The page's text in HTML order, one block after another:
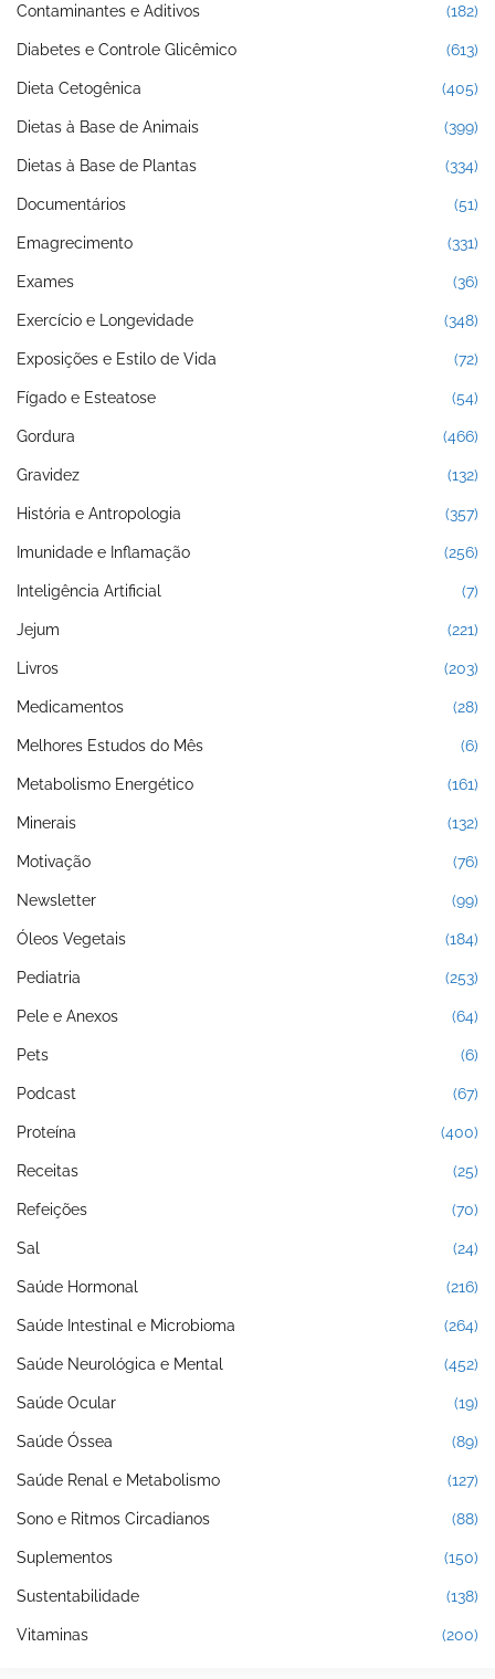
Contaminantes e Aditivos (182)
Diabetes e Controle Glicêmico (613)
Dieta Cetogênica (405)
Dietas à Base de Animais (399)
Dietas à Base de Plantas (334)
Documentários (51)
Emagrecimento (331)
Exames (36)
Exercício e Longevidade (348)
Exposições e Estilo de Vida (72)
Fígado e Esteatose (54)
Gordura (466)
Gravidez (132)
História e Antropologia (357)
Imunidade e Inflamação (256)
Inteligência Artificial (7)
Jejum (221)
Livros (203)
Medicamentos (28)
Melhores Estudos do Mês (6)
Metabolismo Energético (161)
Minerais (132)
Motivação (76)
Newsletter (99)
Óleos Vegetais (184)
Pediatria (253)
Pele e Anexos (64)
Pets (6)
Podcast (67)
Proteína (400)
Receitas (25)
Refeições (70)
Sal (24)
Saúde Hormonal (216)
Saúde Intestinal e Microbioma (264)
Saúde Neurológica e Mental (452)
Saúde Ocular (19)
Saúde Óssea (89)
Saúde Renal e Metabolismo (127)
Sono e Ritmos Circadianos (88)
Suplementos (150)
Sustentabilidade (138)
Vitaminas (200)